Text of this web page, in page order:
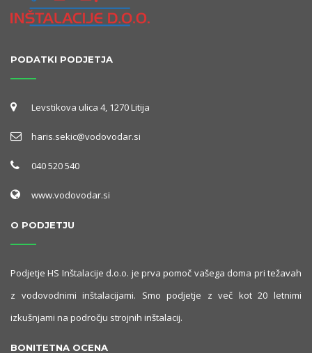
PODATKI PODJETJA
Levstikova ulica 4, 1270 Litija
haris.sekic@vodovodar.si
040 520 540
www.vodovodar.si
O PODJETJU
Podjetje HS Inštalacije d.o.o. je prva pomoč vašega doma pri težavah
z vodovodnimi inštalacijami. Smo podjetje z več kot 20 letnimi
izkušnjami na področju strojnih inštalacij.
BONITETNA OCENA